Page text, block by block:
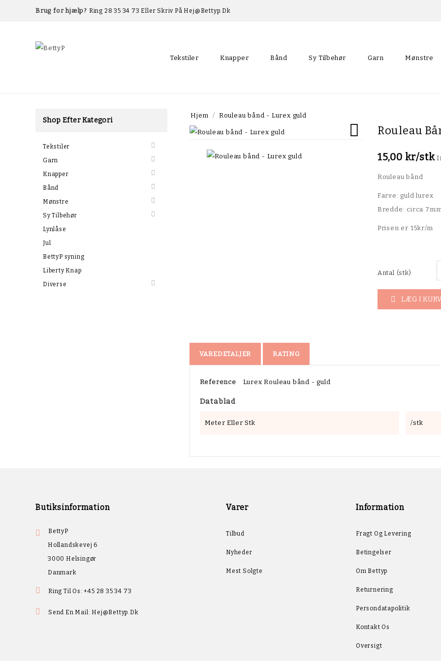
Brug for hjælp? Ring 28 35 34 73 Eller Skriv På Hej@bettyp.dk
Tekstiler Knapper Bånd Sy Tilbehør Garn Mønstre
Shop Efter Kategori
Tekstiler 
Garn 
Knapper 
Bånd 
Mønstre 
Sy Tilbehør 
Lynlåse
Jul
BettyP syning
Liberty Knap
Diverse

Hjem Rouleau bånd - Lurex guld
 Rouleau
15,00 kr/stk
Rouleau bånd
Farve: guld lurex
Bredde: circa
Prisen er 15kr/m
Antal (stk)
 LÆG I
VAREDETALJER RATING
Reference Lurex Rouleau bånd - guld
Datablad
Meter Eller Stk /stk
Butiksinformation

BettyP
Hollandskevej 6
3000 Helsingør
Danmark
 Ring Til Os:+45 28 35 34 73
 Send En Mail: Hej@bettyp.dk
Varer
Tilbud
Nyheder
Mest Solgte
Information
Fragt Og Levering
Betingelser
Om Bettyp
Returnering
Persondatapolitik
Kontakt Os
Oversigt